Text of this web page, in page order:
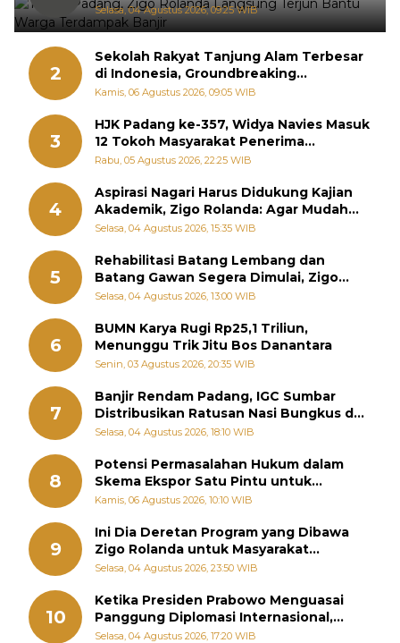
Selasa, 04 Agustus 2026, 09:25 WIB
2
Sekolah Rakyat Tanjung Alam Terbesar
di Indonesia, Groundbreaking
September
Kamis, 06 Agustus 2026, 09:05 WIB
3
HJK Padang ke-357, Widya Navies Masuk
12 Tokoh Masyarakat Penerima
Penghargaan Pemko Padang
Rabu, 05 Agustus 2026, 22:25 WIB
4
Aspirasi Nagari Harus Didukung Kajian
Akademik, Zigo Rolanda: Agar Mudah
Diperjuangkan di Kementerian
Selasa, 04 Agustus 2026, 15:35 WIB
5
Rehabilitasi Batang Lembang dan
Batang Gawan Segera Dimulai, Zigo
Rolanda Pastikan Proyek Berjalan
Selasa, 04 Agustus 2026, 13:00 WIB
6
BUMN Karya Rugi Rp25,1 Triliun,
Menunggu Trik Jitu Bos Danantara
Senin, 03 Agustus 2026, 20:35 WIB
7
Banjir Rendam Padang, IGC Sumbar
Distribusikan Ratusan Nasi Bungkus dan
Air Minum
Selasa, 04 Agustus 2026, 18:10 WIB
8
Potensi Permasalahan Hukum dalam
Skema Ekspor Satu Pintu untuk
Komoditas Strategis Indonesia
Kamis, 06 Agustus 2026, 10:10 WIB
9
Ini Dia Deretan Program yang Dibawa
Zigo Rolanda untuk Masyarakat
Kabupaten Solok
Selasa, 04 Agustus 2026, 23:50 WIB
10
Ketika Presiden Prabowo Menguasai
Panggung Diplomasi Internasional,
Jokowi, Gibran, dan Kaesang Menguasai
Selasa, 04 Agustus 2026, 17:20 WIB